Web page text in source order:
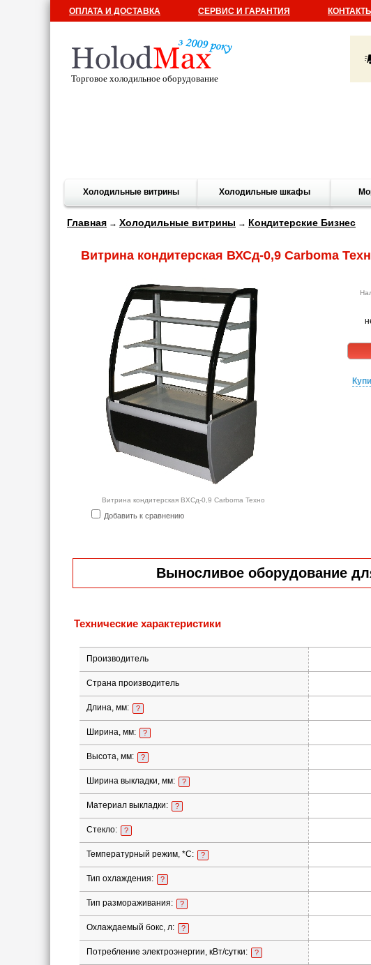
ОПЛАТА И ДОСТАВКА СЕРВИС И ГАРАНТИЯ КОНТАКТЫ
Торговое холодильное оборудование
Холодильные витрины Холодильные шкафы
Главная → Холодильные витрины → Кондитерские Бизнес
Витрина кондитерская ВХСд-0,9 Carboma
Витрина кондитерская ВХСд-0,9 Carboma Техно
Добавить к сравнению
Выносливое оборудование
Технические характеристики
Производитель
Страна производитель
Длина, мм: ?
Ширина, мм: ?
Высота, мм: ?
Ширина выкладки, мм: ?
Материал выкладки: ?
Стекло: ?
Температурный режим, *С: ?
Тип охлаждения: ?
Тип размораживания: ?
Охлаждаемый бокс, л: ?
Потребление электроэнергии, кВт/сутки: ?